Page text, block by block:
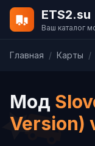
ETS2.su
Ваш каталог
Главная / Карты /
Мод
Version)